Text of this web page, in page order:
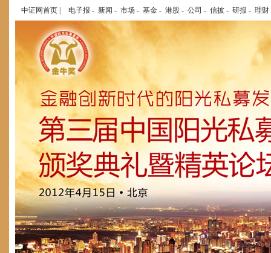
中证网首页 电子报 - 新闻 - 市场 - 基金 - 港股 - 公司 - 信披 - 研报 - 理财